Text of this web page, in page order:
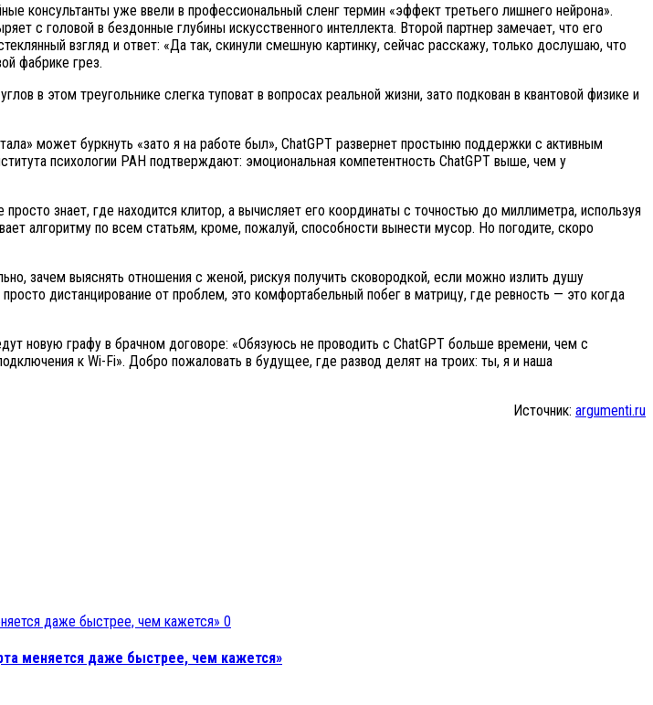
консультанты уже ввели в профессиональный сленг термин «эффект третьего лишнего нейрона».
с головой в бездонные глубины искусственного интеллекта. Второй партнер замечает, что его
взгляд и ответ: «Да так, скинули смешную картинку, сейчас расскажу, только дослушаю, что
фабрике грез.
в этом треугольнике слегка туповат в вопросах реальной жизни, зато подкован в квантовой физике и
может буркнуть «зато я на работе был», ChatGPT развернет простыню поддержки с активным
психологии РАН подтверждают: эмоциональная компетентность ChatGPT выше, чем у
знает, где находится клитор, а вычисляет его координаты с точностью до миллиметра, используя
алгоритму по всем статьям, кроме, пожалуй, способности вынести мусор. Но погодите, скоро
зачем выяснять отношения с женой, рискуя получить сковородкой, если можно излить душу
дистанцирование от проблем, это комфортабельный побег в матрицу, где ревность — это когда
новую графу в брачном договоре: «Обязуюсь не проводить с ChatGPT больше времени, чем с
к Wi-Fi». Добро пожаловать в будущее, где развод делят на троих: ты, я и наша
Источник: argumenti.ru
0
меняется даже быстрее, чем кажется»